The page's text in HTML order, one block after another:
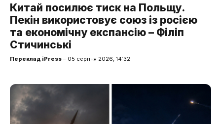
Китай посилює тиск на Польщу.
Пекін використовує союз із росією
та економічну експансію – Філіп
Стичинські
Переклад iPress – 05 серпня 2026, 14:32